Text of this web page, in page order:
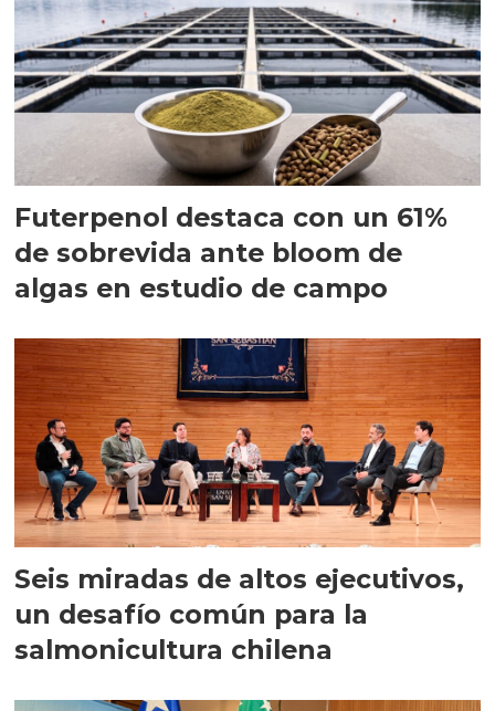
Futerpenol destaca con un 61%
de sobrevida ante bloom de
algas en estudio de campo
Seis miradas de altos ejecutivos,
un desafío común para la
salmonicultura chilena